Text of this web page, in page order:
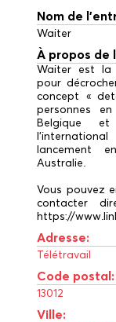
Nom de
Waiter
À propos de
Waiter est la
pour
concept «
personnes
Belgique
lancement
Australie.
Vous pouvez
contacter
https://
Adresse:
Télétravail
Code postal:
13012
Ville: